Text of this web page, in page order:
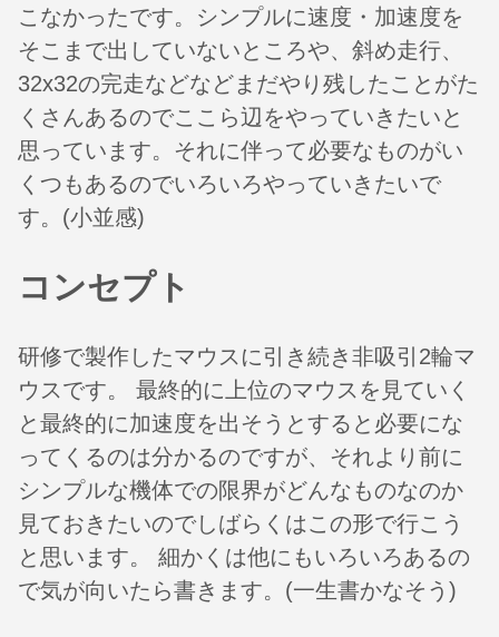
こなかったです。シンプルに速度・加速度を
そこまで出していないところや、斜め走行、
32x32の完走などなどまだやり残したことがた
くさんあるのでここら辺をやっていきたいと
思っています。それに伴って必要なものがい
くつもあるのでいろいろやっていきたいで
す。(小並感)
コンセプト
研修で製作したマウスに引き続き非吸引2輪マ
ウスです。 最終的に上位のマウスを見ていく
と最終的に加速度を出そうとすると必要にな
ってくるのは分かるのですが、それより前に
シンプルな機体での限界がどんなものなのか
見ておきたいのでしばらくはこの形で行こう
と思います。 細かくは他にもいろいろあるの
で気が向いたら書きます。(一生書かなそう)